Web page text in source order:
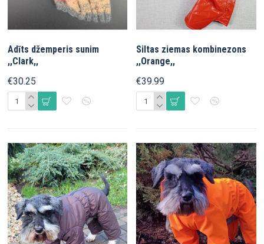
Adīts džemperis sunim
,,Clark,,
€30.25
Siltas ziemas kombinezons
,,Orange,,
€39.99